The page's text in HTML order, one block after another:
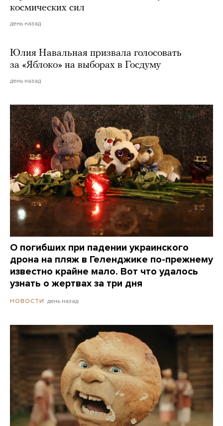
космических сил
день назад
Юлия Навальная призвала голосовать
за «Яблоко» на выборах в Госдуму
день назад
О погибших при падении украинского
дрона на пляж в Геленджике по-прежнему
известно крайне мало. Вот что удалось
узнать о жертвах за три дня
НОВОСТИ день назад